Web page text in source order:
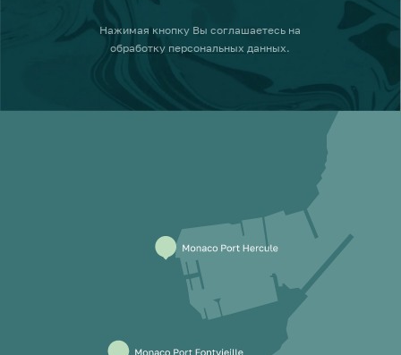
Нажимая кнопку Вы соглашаетесь на
обработку персональных данных.